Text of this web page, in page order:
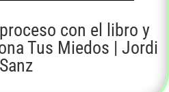
con el libro y
Tus Miedos | Jordi
Sanz